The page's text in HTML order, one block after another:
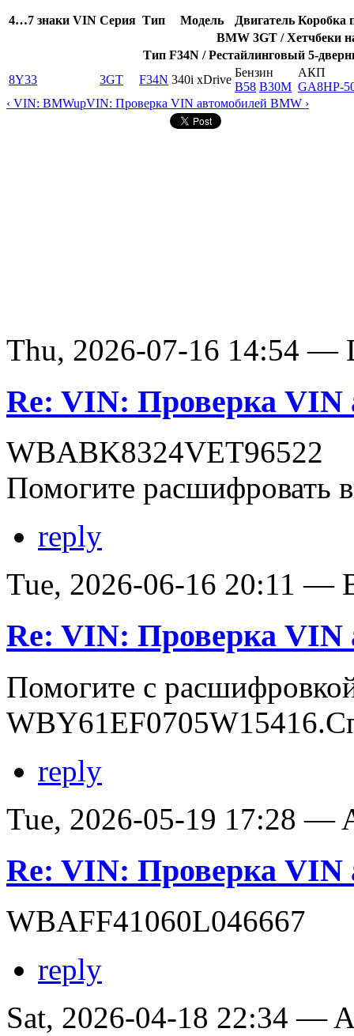
4…7 знаки VIN Серия Тип Модель Двигатель Коробка
BMW 3GT / Хетчбеки
Тип F34N / Рестайлинговый 5-
8Y33
3GT F34N 340i xDrive
Бензин
B58 B30M
АКП
GA8HP-
‹ VIN: BMWupVIN: Проверка VIN автомобилей BMW ›
Thu, 2026-07-16 14:54 —
Re: VIN: Проверка VIN
WBABK8324VET96522
Помогите расшифровать
reply
Tue, 2026-06-16 20:11 —
Re: VIN: Проверка VIN
Помогите с
reply
Tue, 2026-05-19 17:28 —
Re: VIN: Проверка VIN
WBAFF41060L046667
reply
Sat, 2026-04-18 22:34 —